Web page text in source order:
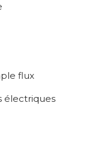
flux
électriques